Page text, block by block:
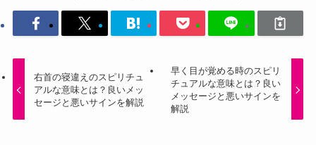
右首の寝違えのスピリチュ
アルな意味とは？良いメッ
セージと悪いサインを解説
早く目が覚める時のスピリ
チュアルな意味とは？良い
メッセージと悪いサインを
解説